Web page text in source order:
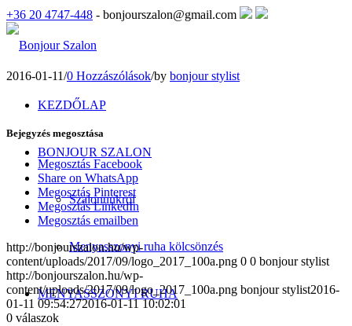
+36 20 4747-448 - bonjourszalon@gmail.com
KEZDŐLAP
BONJOUR SZALON
Szalonunkról
Menyasszonyi ruha kölcsönzés
MENYASSZONYI RUHA
2016-01-11/0 Hozzászólások/by bonjour stylist
Bejegyzés megosztása
Megosztás Facebook
Share on WhatsApp
Megosztás Pinterest
Megosztás LinkedIn
Megosztás emailben
http://bonjourszalon.hu/wp-
content/uploads/2017/09/logo_2017_100a.png 0 0 bonjour stylist
http://bonjourszalon.hu/wp-
content/uploads/2017/09/logo_2017_100a.png bonjour stylist2016-
01-11 09:54:272016-01-11 10:02:01
0 válaszok